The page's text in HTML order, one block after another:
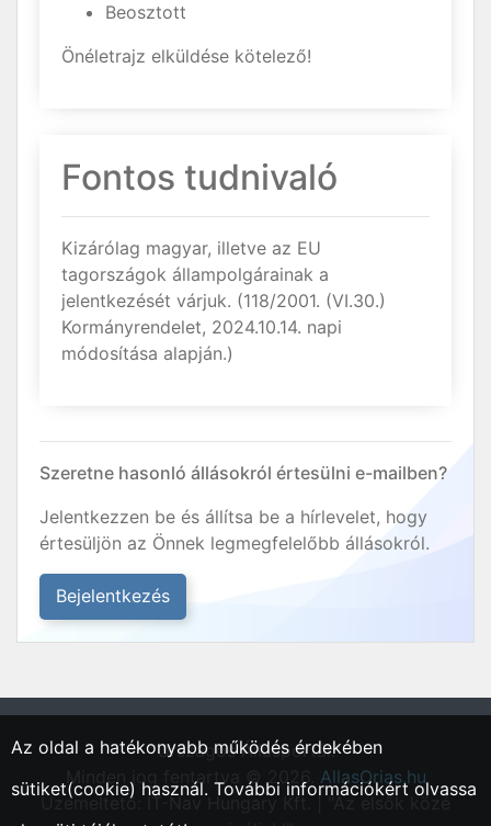
Beosztott
Önéletrajz elküldése kötelező!
Fontos tudnivaló
Kizárólag magyar, illetve az EU
tagországok állampolgárainak a
jelentkezését várjuk. (118/2001. (VI.30.)
Kormányrendelet, 2024.10.14. napi
módosítása alapján.)
Szeretne hasonló állásokról értesülni e-mailben?
Jelentkezzen be és állítsa be a hírlevelet, hogy
értesüljön az Önnek legmegfelelőbb állásokról.
Bejelentkezés
"Országos Állásportál."
Minden jog fentartva © 2026. AllasOrias.hu
Üzemeltető: IT-Nav Hungary Kft. | "Az elsők közé
Az oldal a hatékonyabb működés érdekében
sütiket(cookie) használ. További információkért olvassa